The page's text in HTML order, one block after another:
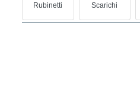
Rubinetti Scarichi